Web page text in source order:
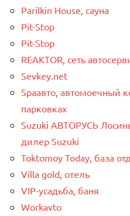
Parilkin House, сауна
Pit-Stop
Pit-Stop
REAKTOR, сеть
Sevkey.net
Spaавто, автомоечный
парковках
Suzuki АВТОРУСЬ
дилер Suzuki
Toktomoy Today, база
Villa gold, отель
VIP-усадьба, баня
Workavto